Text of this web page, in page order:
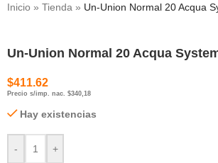
Inicio » Tienda » Un-Union Normal 20 Acqua
Un-Union Normal 20 Acqua
$411.62
Precio s/imp. nac. $340,18
Hay existencias
- +